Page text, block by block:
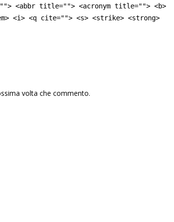
<abbr title=""> <acronym title=""> <b>
<i> <q cite=""> <s> <strike> <strong>
volta che commento.